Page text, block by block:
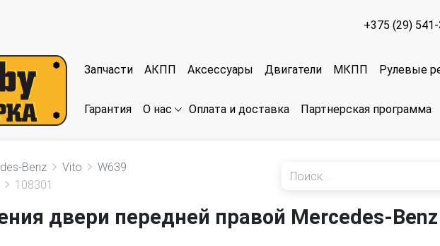
+375 (29)
Запчасти АКПП Аксессуары Двигатели МКПП Рулевые
Гарантия О нас Оплата и доставка Партнерская программа
Benz Vito
W639
108301
двери передней правой Mercedes-Benz